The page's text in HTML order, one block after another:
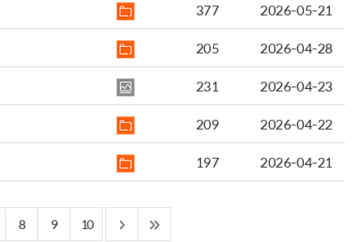
377
2026-05-21
205
2026-04-28
231
2026-04-23
209
2026-04-22
197
2026-04-21
8 9 10